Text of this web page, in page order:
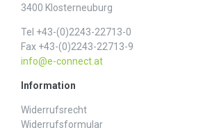
3400 Klosterneuburg
Tel +43-(0)2243-22713-0
Fax +43-(0)2243-22713-9
info@e-connect.at
Information
Widerrufs­recht
Widerrufs­formular